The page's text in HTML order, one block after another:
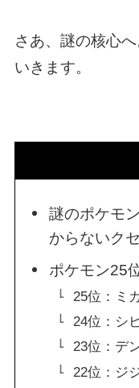
さあ、謎の核心
いきます。
謎のポケモ
からないク
ポケモン25
25位：ミ
24位：シ
23位：デ
22位：ジ